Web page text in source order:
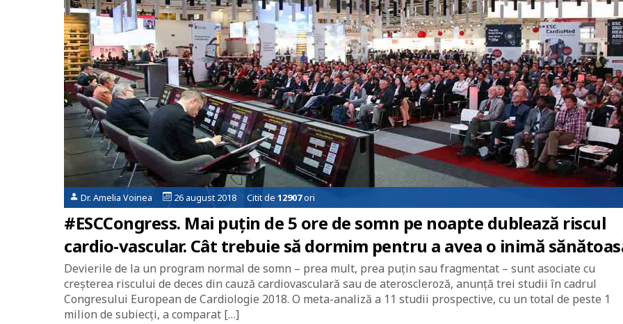
Dr. Amelia Voinea 26 august 2018 Citit de 12907ori
#ESCCongress. Mai puțin de 5 ore de somn pe noapte dublează riscul
cardio-vascular. Cât trebuie să dormim pentru a avea o inimă
Devierile de la un program normal de somn – prea mult, prea puțin sau fragmentat – sunt asociate cu
creșterea riscului de deces din cauză cardiovasculară sau de ateroscleroză, anunță trei studii în cadrul
Congresului European de Cardiologie 2018. O meta-analiză a 11 studii prospective, cu un total de peste 1
milion de subiecți, a comparat […]